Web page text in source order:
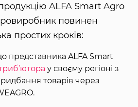
ALFA Smart Agro
повинен
простих кроків:
представника ALFA Smart
у своєму регіоні з
товарів через